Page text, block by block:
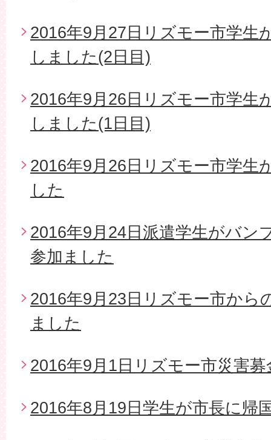
2016年9月27日リズモー市学生
しました(2日目)
2016年9月26日リズモー市学生
しました(1日目)
2016年9月26日リズモー市学生
した
2016年9月24日派遣学生がバン
参加ました
2016年9月23日リズモー市から
ました
2016年9月1日リズモー市災害
2016年8月19日学生が市長に帰